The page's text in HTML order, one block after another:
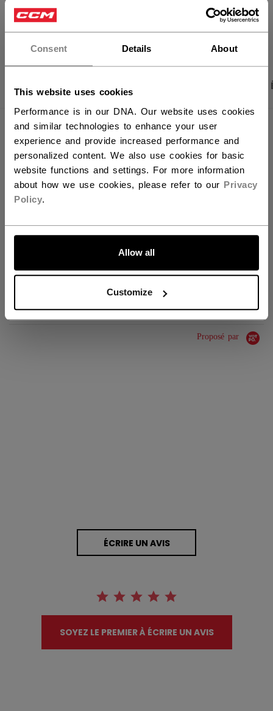
Consent Details About
This website uses cookies
Performance is in our DNA. Our website uses cookies
and similar technologies to enhance your user
experience and provide increased performance and
personalized content. We also use cookies for basic
website functions and settings. For more information
about how we use cookies, please refer to our Privacy
Policy.
Allow all
Customize
Vous souhaitez expédier des
produits aux États-Unis ?
ALLONS-Y !
OUVRIR LES
PHOTOS DU PRODUIT
CARACTÉRISTIQUES
IDENTIFICATION
HFB6TA-AD
UGS
683978363850
GROUPE D'ÂGE
ÉVALUATIONS
Proposé par
ÉCRIRE UN AVIS
SOYEZ LE PREMIER À ÉCRIRE UN AVIS